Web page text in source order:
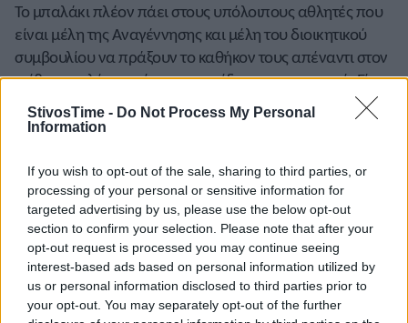
StivosTime - Do Not Process My Personal
Information
If you wish to opt-out of the sale, sharing to third parties, or
processing of your personal or sensitive information for
targeted advertising by us, please use the below opt-out
section to confirm your selection. Please note that after your
opt-out request is processed you may continue seeing
interest-based ads based on personal information utilized by
us or personal information disclosed to third parties prior to
your opt-out. You may separately opt-out of the further
Το μπαλάκι πλέον πάει στους υπόλοιπους αθλητές που
είναι μέλη της Αναγέννησης και μέλη του διοικητικού
συμβουλίου να πράξουν το καθήκον τους απέναντι στον
στίβο και πλέον απέναντι στον ίδιο τους τον εαυτό. Είναι
ικανή η Τασούλα Κελεσίδου να διεκδικήσει την
προεδρία του
, αλλά δεν συμφωνούν να είναι
ζωντανός θρύλος του αθλήματος είναι αλήθεια; Πως
δικαιολογείται;
Ο θυμόσοφος λαός λέει πως: «ο ψεύτης και ο κλέφτης